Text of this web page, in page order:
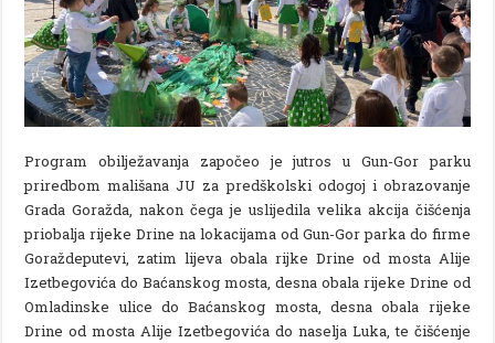
Program obilježavanja započeo je jutros u Gun-Gor parku
priredbom mališana JU za predškolski odogoj i obrazovanje
Grada Goražda, nakon čega je uslijedila velika akcija čišćenja
priobalja rijeke Drine na lokacijama od Gun-Gor parka do firme
Goraždeputevi, zatim lijeva obala rijke Drine od mosta Alije
Izetbegovića do Baćanskog mosta, desna obala rijeke Drine od
Omladinske ulice do Baćanskog mosta, desna obala rijeke
Drine od mosta Alije Izetbegovića do naselja Luka, te čišćenje